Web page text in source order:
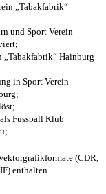
„Tabakfabrik“
und Sport Verein
„Tabakfabrik“ Hainburg
in Sport Verein
Fussball Klub
(CDR,
enthalten.